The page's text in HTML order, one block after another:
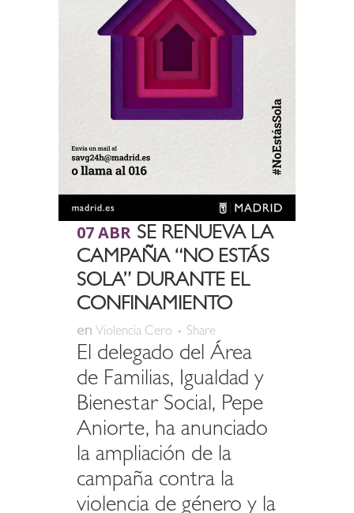
07 ABR SE RENUEVA LA
CAMPAÑA “NO ESTÁS
SOLA” DURANTE EL
CONFINAMIENTO
en Violencia Cero Share
El delegado del Área
de Familias, Igualdad y
Bienestar Social, Pepe
Aniorte, ha anunciado
la ampliación de la
campaña contra la
violencia de género y la